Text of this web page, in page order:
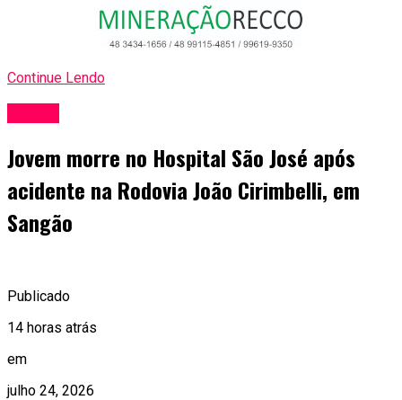
Continue Lendo
Jovem morre no Hospital São José após
acidente na Rodovia João Cirimbelli, em
Sangão
Publicado
14 horas atrás
em
julho 24, 2026